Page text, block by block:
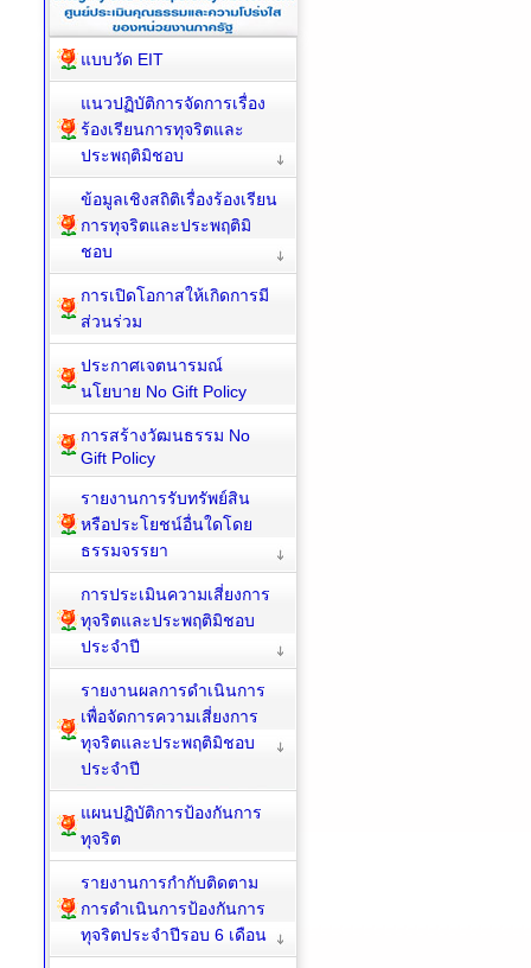
แบบวัด EIT
แนวปฏิบัติการจัดการเรื่อง
ร้องเรียนการทุจริตและ
ประพฤติมิชอบ
ข้อมูลเชิงสถิติเรื่องร้องเรียน
การทุจริตและประพฤติมิ
ชอบ
การเปิดโอกาสให้เกิดการมี
ส่วนร่วม
ประกาศเจตนารมณ์
นโยบาย No Gift Policy
การสร้างวัฒนธรรม No
Gift Policy
รายงานการรับทรัพย์สิน
หรือประโยชน์อื่นใดโดย
ธรรมจรรยา
การประเมินความเสี่ยงการ
ทุจริตและประพฤติมิชอบ
ประจำปี
รายงานผลการดำเนินการ
เพื่อจัดการความเสี่ยงการ
ทุจริตและประพฤติมิชอบ
ประจำปี
แผนปฏิบัติการป้องกันการ
ทุจริต
รายงานการกำกับติดตาม
การดำเนินการป้องกันการ
ทุจริตประจำปีรอบ 6 เดือน